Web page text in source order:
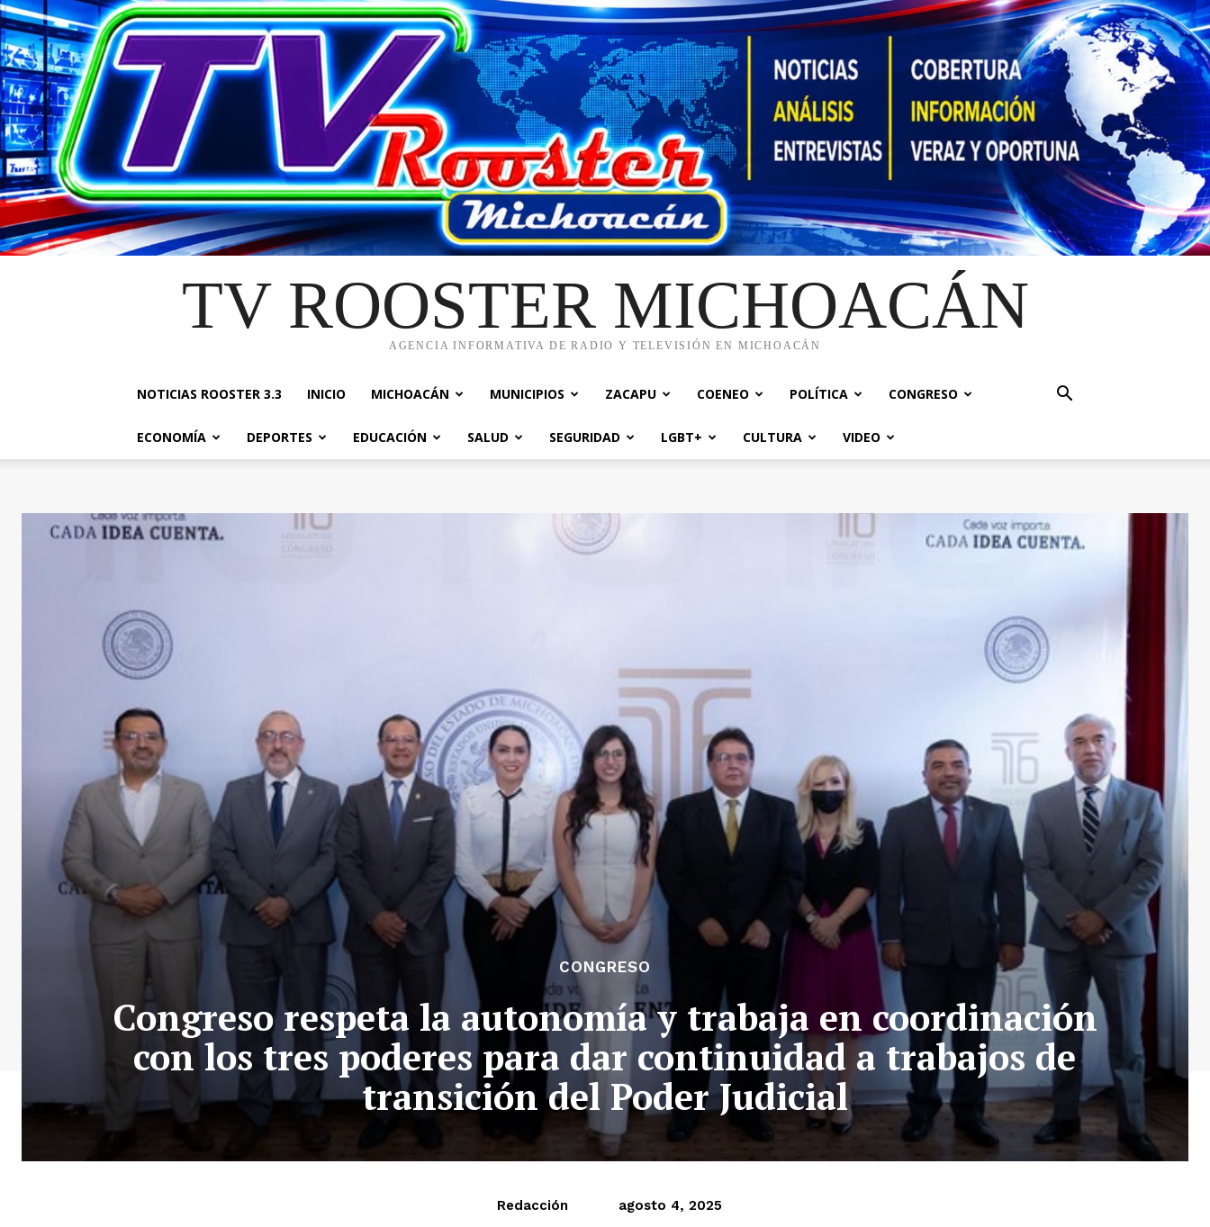
TV ROOSTER MICHOACÁN
AGENCIA INFORMATIVA DE RADIO Y TELEVISIÓN EN MICHOACÁN
NOTICIAS ROOSTER 3.3 INICIO MICHOACÁN MUNICIPIOS ZACAPU COENEO POLÍTICA CONGRESO
ECONOMÍA DEPORTES EDUCACIÓN SALUD SEGURIDAD LGBT+ CULTURA VIDEO
CONGRESO
Congreso respeta la autonomía y trabaja en coordinación
con los tres poderes para dar continuidad a trabajos de
transición del Poder Judicial
Redacción agosto 4, 2025